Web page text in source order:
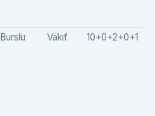
Burslu Vakıf 10+0+2+0+1